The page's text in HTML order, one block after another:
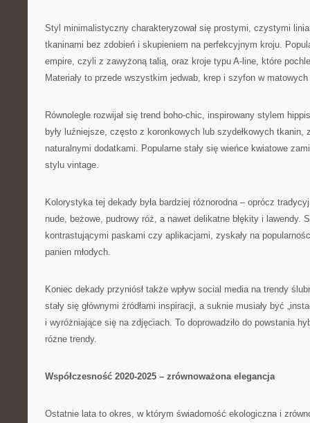
Styl minimalistyczny charakteryzował się prostymi, czystymi
tkaninami bez zdobień i skupieniem na perfekcyjnym kroju.
empire, czyli z zawyżoną talią, oraz kroje typu A-line, które
Materiały to przede wszystkim jedwab, krep i szyfon w
Równolegle rozwijał się trend boho-chic, inspirowany stylem
były luźniejsze, często z koronkowych lub szydełkowych tkanin,
naturalnymi dodatkami. Popularne stały się wieńce kwiatowe
stylu vintage.
Kolorystyka tej dekady była bardziej różnorodna – oprócz
nude, beżowe, pudrowy róż, a nawet delikatne błękity i lawendy.
kontrastującymi paskami czy aplikacjami, zyskały na
panien młodych.
Koniec dekady przyniósł także wpływ social media na trendy
stały się głównymi źródłami inspiracji, a suknie musiały być
i wyróżniające się na zdjęciach. To doprowadziło do powstania
różne trendy.
Współczesność 2020-2025 – zrównoważona elegancja
Ostatnie lata to okres, w którym świadomość ekologiczna i